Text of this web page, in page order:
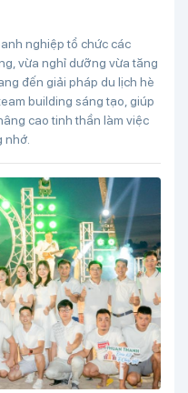
nghiệp tổ chức các
vừa nghỉ dưỡng vừa tăng
đến giải pháp du lịch hè
building sáng tạo, giúp
cao tinh thần làm việc
nhớ.